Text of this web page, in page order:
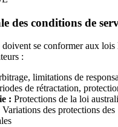
des conditions de
se conformer aux lois
:
limitations de
de rétractation,
: Protections de la loi
Variations des protections des